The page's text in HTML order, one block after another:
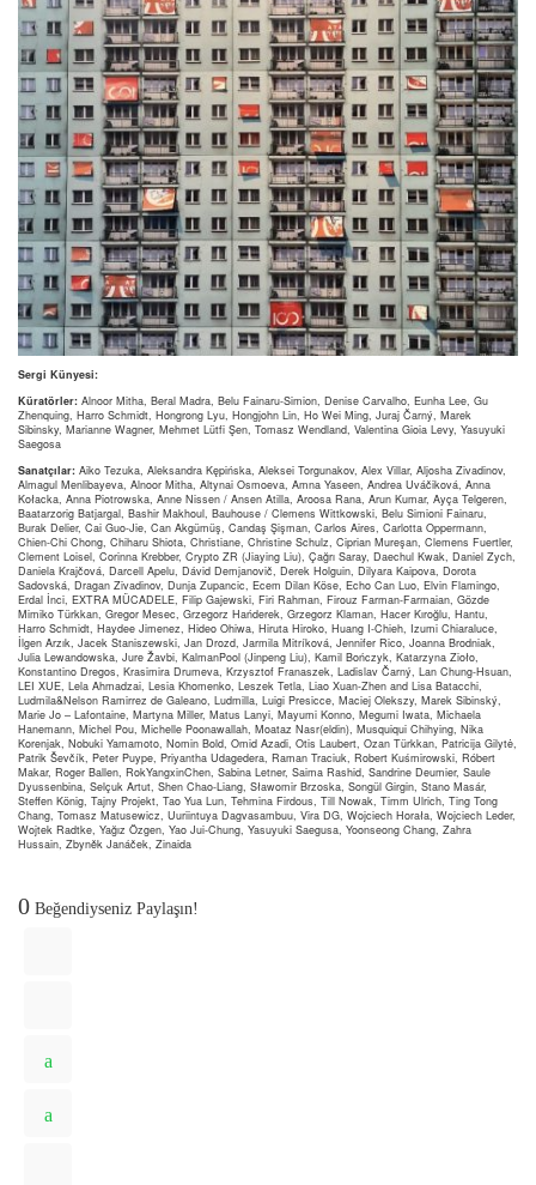
Sergi Künyesi:
Küratörler: Alnoor Mitha, Beral Madra, Belu Fainaru-Simion, Denise Carvalho, Eunha Lee, Gu
Zhenquing, Harro Schmidt, Hongrong Lyu, Hongjohn Lin, Ho Wei Ming, Juraj Čarný, Marek
Sibinsky, Marianne Wagner, Mehmet Lütfi Şen, Tomasz Wendland, Valentina Gioia Levy, Yasuyuki
Saegosa
Sanatçılar: Aiko Tezuka, Aleksandra Kępińska, Aleksei Torgunakov, Alex Villar, Aljosha Zivadinov,
Almagul Menlibayeva, Alnoor Mitha, Altynai Osmoeva, Amna Yaseen, Andrea Uváčiková, Anna
Kołacka, Anna Piotrowska, Anne Nissen / Ansen Atilla, Aroosa Rana, Arun Kumar, Ayça Telgeren,
Baatarzorig Batjargal, Bashir Makhoul, Bauhouse / Clemens Wittkowski, Belu Simioni Fainaru,
Burak Delier, Cai Guo-Jie, Can Akgümüş, Candaş Şişman, Carlos Aires, Carlotta Oppermann,
Chien-Chi Chong, Chiharu Shiota, Christiane, Christine Schulz, Ciprian Mureşan, Clemens Fuertler,
Clement Loisel, Corinna Krebber, Crypto ZR (Jiaying Liu), Çağrı Saray, Daechul Kwak, Daniel Zych,
Daniela Krajčová, Darcell Apelu, Dávid Demjanovič, Derek Holguin, Dilyara Kaipova, Dorota
Sadovská, Dragan Zivadinov, Dunja Zupancic, Ecem Dilan Köse, Echo Can Luo, Elvin Flamingo,
Erdal İnci, EXTRA MÜCADELE, Filip Gajewski, Firi Rahman, Firouz Farman-Farmaian, Gözde
Mimiko Türkkan, Gregor Mesec, Grzegorz Hańderek, Grzegorz Klaman, Hacer Kıroğlu, Hantu,
Harro Schmidt, Haydee Jimenez, Hideo Ohiwa, Hiruta Hiroko, Huang I-Chieh, Izumi Chiaraluce,
İlgen Arzık, Jacek Staniszewski, Jan Drozd, Jarmila Mitríková, Jennifer Rico, Joanna Brodniak,
Julia Lewandowska, Jure Žavbi, KalmanPool (Jinpeng Liu), Kamil Bończyk, Katarzyna Zioło,
Konstantino Dregos, Krasimira Drumeva, Krzysztof Franaszek, Ladislav Čarný, Lan Chung-Hsuan,
LEI XUE, Lela Ahmadzai, Lesia Khomenko, Leszek Tetla, Liao Xuan-Zhen and Lisa Batacchi,
Ludmila&Nelson Ramirrez de Galeano, Ludmilla, Luigi Presicce, Maciej Olekszy, Marek Sibinský,
Marie Jo – Lafontaine, Martyna Miller, Matus Lanyi, Mayumi Konno, Megumi Iwata, Michaela
Hanemann, Michel Pou, Michelle Poonawallah, Moataz Nasr(eldin), Musquiqui Chihying, Nika
Korenjak, Nobuki Yamamoto, Nomin Bold, Omid Azadi, Otis Laubert, Ozan Türkkan, Patricija Gilytė,
Patrik Ševčík, Peter Puype, Priyantha Udagedera, Raman Traciuk, Robert Kuśmirowski, Róbert
Makar, Roger Ballen, RokYangxinChen, Sabina Letner, Saima Rashid, Sandrine Deumier, Saule
Dyussenbina, Selçuk Artut, Shen Chao-Liang, Sławomir Brzoska, Songül Girgin, Stano Masár,
Steffen König, Tajny Projekt, Tao Yua Lun, Tehmina Firdous, Till Nowak, Timm Ulrich, Ting Tong
Chang, Tomasz Matusewicz, Uuriintuya Dagvasambuu, Vira DG, Wojciech Horała, Wojciech Leder,
Wojtek Radtke, Yağız Özgen, Yao Jui-Chung, Yasuyuki Saegusa, Yoonseong Chang, Zahra
Hussain, Zbyněk Janáček, Zinaida
0 Beğendiyseniz Paylaşın!